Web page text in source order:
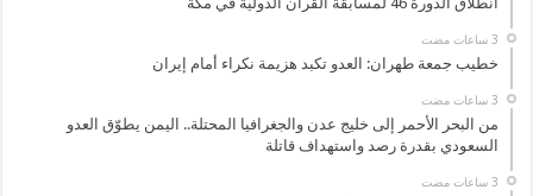
خطيب جمعة طهران: العدو تكبد هزيمة نكراء أمام إيران
من البحر الأحمر إلى خليج عدن والجغرافيا المحتلة.. اليمن يطوّق العدو
السعودي بقدرة رصد واستهداف قاتلة